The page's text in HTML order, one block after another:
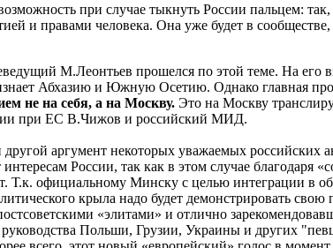
при случае тыкнуть России пальцем:
и правами человека. Она уже будет в
М.Леонтьев прошелся по этой теме. На его
Абхазию и Южную Осетию. Однако главная
не на себя, а на Москву. Это на Москву
при ЕС В.Чижов и российский МИД.
другой аргумент некоторых уважаемых
России, так как в этом случае благодаря
Т.к. официальному Минску с целью интеграции в
крыла надо будет демонстрировать
«элитами» и отлично
Польши, Грузии, Украины и других